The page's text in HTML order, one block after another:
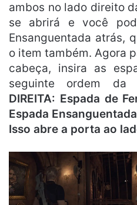
ambos no lado direito
se abrirá e você
Ensanguentada atrás,
o item também. Agora
cabeça, insira as
seguinte ordem da
DIREITA: Espada de
Espada
Isso abre a porta ao